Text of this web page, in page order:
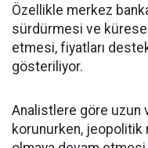
Özellikle merkez
sürdürmesi ve küresel
etmesi, fiyatları
gösteriliyor.
Analistlere göre uzun
korunurken, jeopolitik